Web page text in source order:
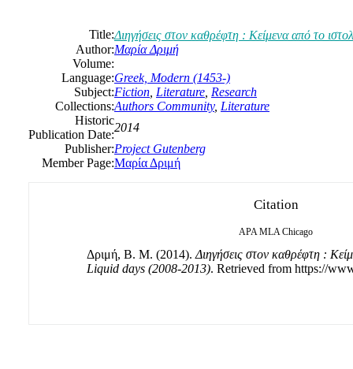
Title:Διηγήσεις στον καθρέφτη : Κείμενα από το
Author:Μαρία Δριμή
Volume:
Language:Greek, Modern (1453-)
Subject:Fiction Literature Research
Collections:Authors Community, Literature
Historic
Publication Date:
2014
Publisher:Project Gutenberg
Member Page:Μαρία Δριμή
Citation
APA MLA Chicago
Δριμή, B. Μ. (2014). Διηγήσεις στον καθρέφτη :
Liquid days (2008-2013). Retrieved from https://